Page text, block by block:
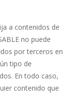
a contenidos de
no puede
por terceros en
tipo de
En todo caso,
contenido que